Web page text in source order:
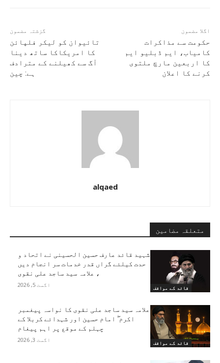
گزشتہ مضمون
تائیوان کو لیکر فلپائن
کا امریکاکا ساتھ دینا
آگ سے کھیلنے کے مترادف
ہے: چین
اگلا مضمون
حکومت سے مذاکرات
کامیاب، ایم ڈبلیو ایم
کا اربعین مارچ ملتوی
کرنے کا اعلان
alqaed
متعلقہ مضامین
قائد کے مواقف
شہید قائد عارف حسین الحسینی نے اتحاد و
حدت کیلئے گراں قدر خدمات سر انجام دیں
، علامہ سید ساجد علی نقوی
اگست 5, 2026
قائد کے مواقف
علامہ سید ساجد علی نقوی کا نواسہ پیغمبر
اکرم ۖ امام حسین اور شہدائے کربلا کے
چہلم کے موقع پر اہم پیغام
اگست 3, 2026